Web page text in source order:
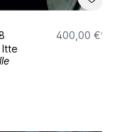
400,00 €*
Itte